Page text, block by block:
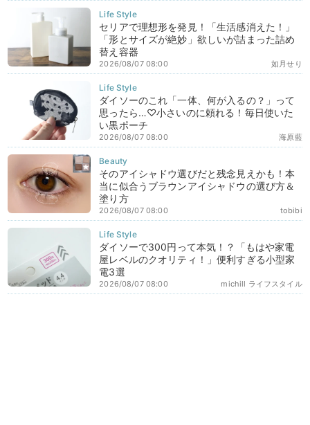
セリアで理想形を発見！「生活感消えた！」
「形とサイズが絶妙」欲しいが詰まった詰め
替え容器
如月せり
2026/08/07 08:00
ダイソーのこれ「一体、何が入るの？」って
思ったら…♡小さいのに頼れる！毎日使いた
い黒ポーチ
海原藍
2026/08/07 08:00
そのアイシャドウ選びだと残念見えかも！本
当に似合うブラウンアイシャドウの選び方＆
塗り方
tobibi
2026/08/07 08:00
ダイソーで300円って本気！？「もはや家電
屋レベルのクオリティ！」便利すぎる小型家
電3選
michill ライフスタイル
2026/08/07 08:00